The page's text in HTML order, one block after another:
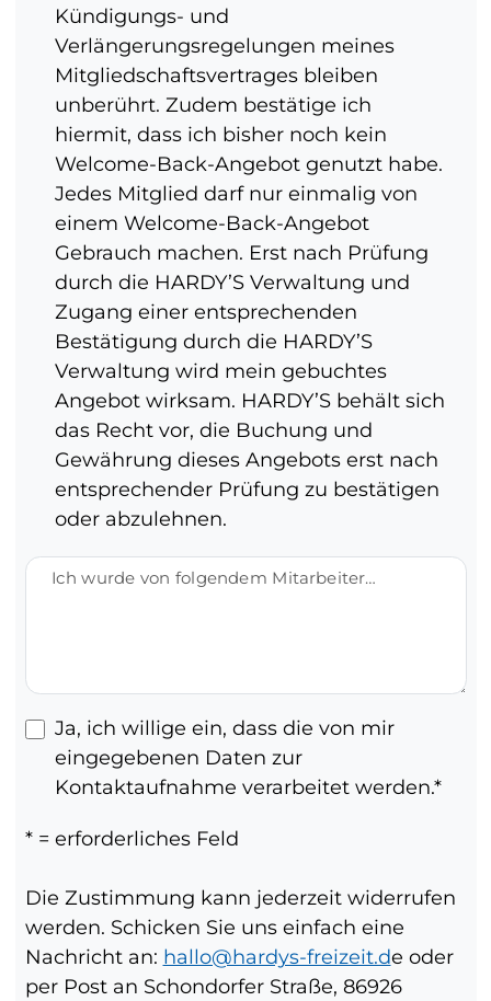
Kündigungs- und
Verlängerungsregelungen meines
Mitgliedschaftsvertrages bleiben
unberührt. Zudem bestätige ich
hiermit, dass ich bisher noch kein
Welcome-Back-Angebot genutzt habe.
Jedes Mitglied darf nur einmalig von
einem Welcome-Back-Angebot
Gebrauch machen. Erst nach Prüfung
durch die HARDY’S Verwaltung und
Zugang einer entsprechenden
Bestätigung durch die HARDY’S
Verwaltung wird mein gebuchtes
Angebot wirksam. HARDY’S behält sich
das Recht vor, die Buchung und
Gewährung dieses Angebots erst nach
entsprechender Prüfung zu bestätigen
oder abzulehnen.
Ich wurde von folgendem Mitarbeiter hierzu beraten:
Ja, ich willige ein, dass die von mir
eingegebenen Daten zur
Kontaktaufnahme verarbeitet werden.
* = erforderliches Feld
Die Zustimmung kann jederzeit widerrufen
werden. Schicken Sie uns einfach eine
Nachricht an: hallo@hardys-freizeit.de oder
per Post an Schondorfer Straße, 86926